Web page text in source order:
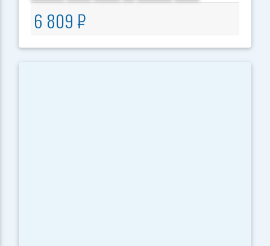
6 809 ₽